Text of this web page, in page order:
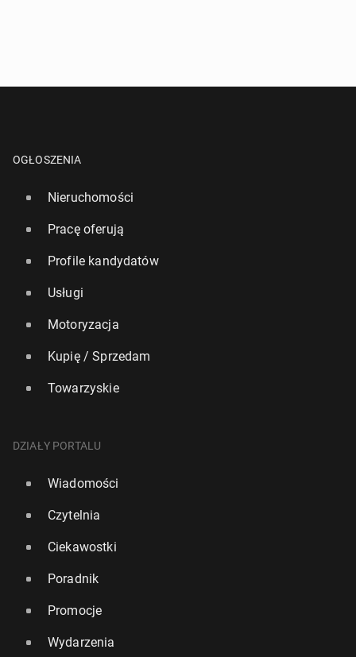
OGŁOSZENIA
Nieruchomości
Pracę oferują
Profile kandydatów
Usługi
Motoryzacja
Kupię / Sprzedam
Towarzyskie
DZIAŁY PORTALU
Wiadomości
Czytelnia
Ciekawostki
Poradnik
Promocje
Wydarzenia